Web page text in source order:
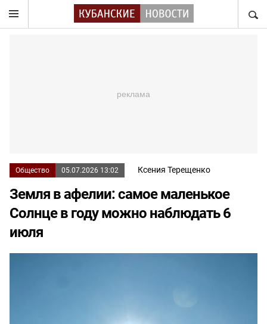
Общество 05.07.2026 13:02 Ксения Терещенко
Земля в афелии: самое маленькое
Солнце в году можно наблюдать 6
июля